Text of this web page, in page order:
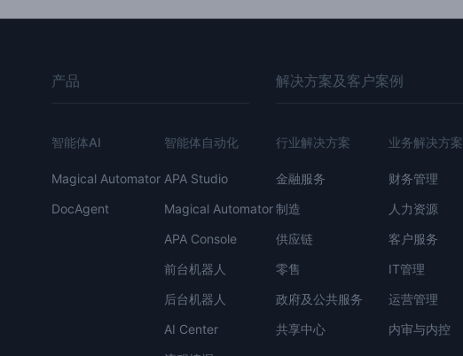
产品
智能体AI
Magical Automator
DocAgent
智能体自动化
APA Studio
Magical Automator
APA Console
前台机器人
后台机器人
AI Center
解决方案及客户案例
行业解决方案
金融服务
制造
供应链
零售
政府及公共服务
共享中心
业务解决方案
财务管理
人力资源
客户服务
IT管理
运营管理
内审与内控